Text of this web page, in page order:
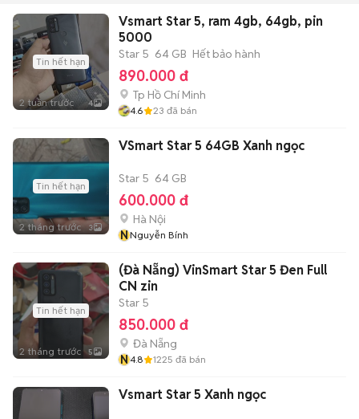
Tin hết hạn
2 tuần trước 4
Vsmart Star 5, ram 4gb, 64gb, pin
5000
Star 5 64 GB Hết bảo hành
890.000 đ
Tp Hồ Chí Minh
4.6 23 đã bán
Tin hết hạn
2 tháng trước 3
VSmart Star 5 64GB Xanh ngọc
Star 5 64 GB
600.000 đ
Hà Nội
NNguyễn Bính
Tin hết hạn
2 tháng trước 5
(Đà Nẵng) VinSmart Star 5 Đen Full
CN zin
Star 5
850.000 đ
Đà Nẵng
N4.8 1225 đã bán
Vsmart Star 5 Xanh ngọc